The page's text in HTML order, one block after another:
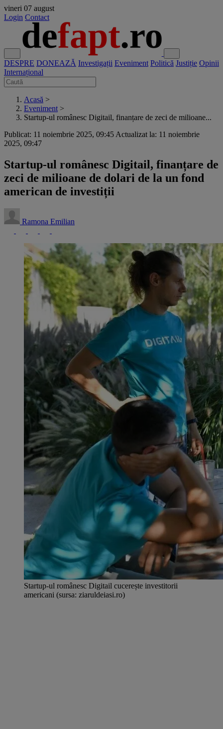
vineri 07 august
Login Contact
DESPRE DONEAZĂ Investigații Eveniment Politică Justiție Opinii
Internațional
Acasă >
Eveniment >
Startup-ul românesc Digitail, finanțare de zeci de milioane...
Publicat: 11 noiembrie 2025, 09:45 Actualizat la: 11 noiembrie
2025, 09:47
Startup-ul românesc Digitail, finanțare de
zeci de milioane de dolari de la un fond
american de investiții
Ramona Emilian
Startup-ul românesc Digitail cucerește investitorii
americani (sursa: ziaruldeiasi.ro)